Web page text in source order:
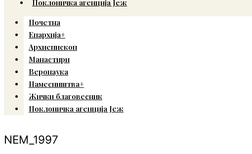
Поклоничка агенција Јеж
Почетна
Епархија+
Архиепископ
Манастири
Веронаука
Намесништва+
Жички благовесник
Поклоничка агенција Јеж
NEM_1997